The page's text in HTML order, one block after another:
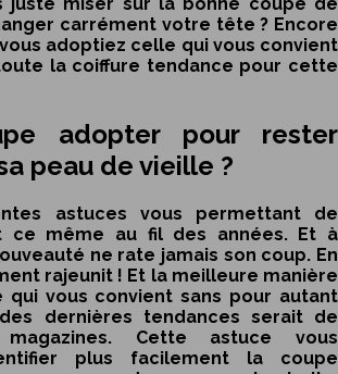
carrément votre tête ? Encore
adoptiez celle qui vous convient
la coiffure tendance pour cette
adopter pour rester
peau de vieille ?
astuces vous permettant de
ce même au fil des années. Et à
ne rate jamais son coup. En
rajeunit ! Et la meilleure manière
vous convient sans pour autant
dernières tendances serait de
Cette astuce vous
plus facilement la coupe